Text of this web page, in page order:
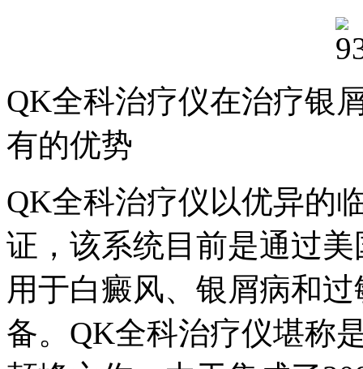
QK全科治疗仪在治疗银
有的优势
QK全科治疗仪以优异的
证，该系统目前是通过
用于白癜风、银屑病和
备。QK全科治疗仪堪称